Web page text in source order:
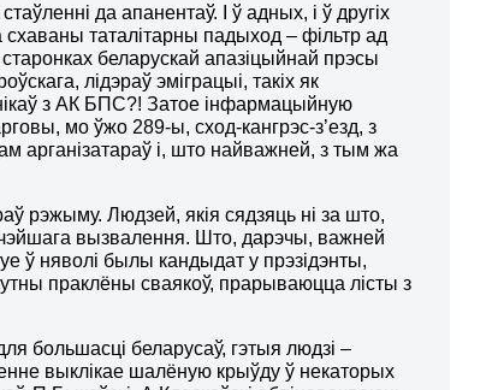
да апанентаў. І ў адных, і ў другіх
таталітарны падыход – фільтр ад
беларускай апазіцыйнай прэсы
лідэраў эміграцыі, такіх як
з АК БПС?! Затое інфармацыйную
мо ўжо 289-ы, сход-кангрэс-з’езд, з
арганізатараў і, што найважней, з тым жа
рэжыму. Людзей, якія сядзяць ні за што,
вызвалення. Што, дарэчы, важней
ў няволі былы кандыдат у прэзідэнты,
праклёны сваякоў, прарываюцца лісты з
большасці беларусаў, гэтыя людзі –
выклікае шалёную крыўду ў некаторых